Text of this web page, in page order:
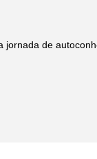
jornada de